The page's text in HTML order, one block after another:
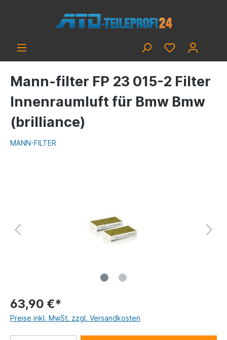
Mann-filter FP 23 015-2 Filter
Innenraumluft für Bmw Bmw
(brilliance)
MANN-FILTER
63,90 €*
Preise inkl. MwSt. zzgl. Versandkosten